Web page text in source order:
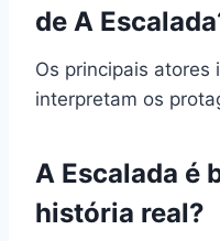
de A
Os principais atores
interpretam os
A Escalada é
história real?